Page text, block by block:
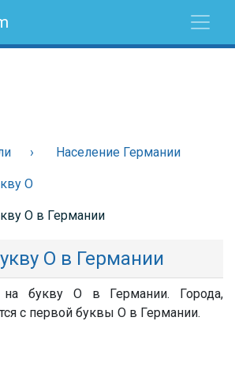
Население Германии
О
О в Германии
О в Германии
на букву О в Германии. Города,
с первой буквы О в Германии.